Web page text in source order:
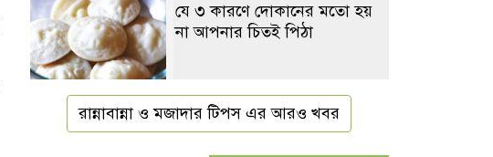
যে ৩ কারণে দোকানের মতো হয়
না আপনার চিতই পিঠা
রান্নাবান্না ও মজাদার টিপস এর আরও খবর